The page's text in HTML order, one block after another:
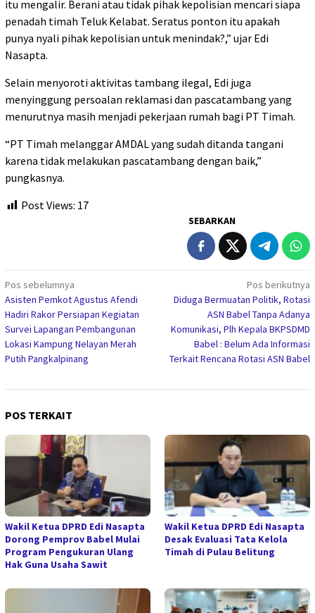
itu mengalir. Berani atau tidak pihak kepolisian mencari siapa
penadah timah Teluk Kelabat. Seratus ponton itu apakah
punya nyali pihak kepolisian untuk menindak?,” ujar Edi
Nasapta.
Selain menyoroti aktivitas tambang ilegal, Edi juga
menyinggung persoalan reklamasi dan pascatambang yang
menurutnya masih menjadi pekerjaan rumah bagi PT Timah.
“PT Timah melanggar AMDAL yang sudah ditanda tangani
karena tidak melakukan pascatambang dengan baik,”
pungkasnya.
Post Views: 17
SEBARKAN
Navigasi
pos
Pos sebelumnya
Asisten Pemkot Agustus Afendi
Hadiri Rakor Persiapan Kegiatan
Survei Lapangan Pembangunan
Lokasi Kampung Nelayan Merah
Putih Pangkalpinang
Pos berikutnya
Diduga Bermuatan Politik, Rotasi
ASN Babel Tanpa Adanya
Komunikasi, Plh Kepala BKPSDMD
Babel : Belum Ada Informasi
Terkait Rencana Rotasi ASN Babel
POS TERKAIT
Wakil Ketua DPRD Edi Nasapta
Dorong Pemprov Babel Mulai
Program Pengukuran Ulang
Hak Guna Usaha Sawit
Wakil Ketua DPRD Edi Nasapta
Desak Evaluasi Tata Kelola
Timah di Pulau Belitung